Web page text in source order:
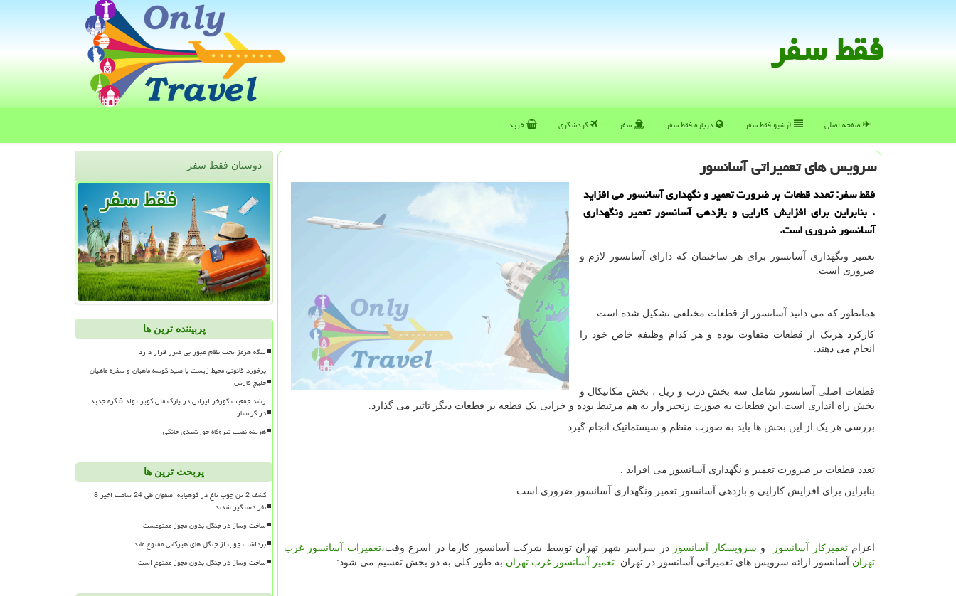
فقط سفر
صفحه اصلی آرشیو فقط سفر درباره فقط سفر سفر گردشگری خرید
سرویس های تعمیراتی آسانسور
فقط سفر: تعدد قطعات بر ضرورت تعمیر و نگهداری آسانسور می افزاید
. بنابراین برای افزایش كارایی و بازدهی آسانسور تعمیر ونگهداری
آسانسور ضروری است.
تعمیر ونگهداری آسانسور برای هر ساختمان که دارای آسانسور لازم و
ضروری است.
همانطور که می دانید آسانسور از قطعات مختلفی تشکیل شده است.
کارکرد هریک از قطعات متفاوت بوده و هر کدام وظیفه خاص خود را
انجام می دهند.
قطعات اصلی آسانسور شامل سه بخش درب و ریل ، بخش مکانیکال و
بخش راه اندازی است.این قطعات به صورت زنجیر وار به هم مرتبط بوده و خرابی یک قطعه بر قطعات دیگر تاثیر می گذارد.
بررسی هر یک از این بخش ها باید به صورت منظم و سیستماتیک انجام گیرد.
تعدد قطعات بر ضرورت تعمیر و نگهداری آسانسور می افزاید .
بنابراین برای افزایش کارایی و بازدهی آسانسور تعمیر ونگهداری آسانسور ضروری است.
اعزامتعمیرکار آسانسور و سرویسکار آسانسور در سراسر شهر تهران توسط شرکت آسانسور کارما در اسرع وقت،تعمیرات آسانسور غرب
تهران آسانسور ارائه سرویس های تعمیراتی آسانسور در تهران. تعمیر آسانسور غرب تهران به طور کلی به دو بخش تقسیم می شود:
دوستان فقط سفر
پربیننده ترین ها
تنگه هرمز تحت نظام عبور بی ضرر قرار دارد
برخورد قانونی محیط زیست با صید کوسه ماهیان و سفره ماهیان
خلیج فارس
رشد جمعیت گورخر ایرانی در پارک ملی کویر تولد 5 کره جدید
در گرمسار
هزینه نصب نیروگاه خورشیدی خانگی
پربحث ترین ها
کشف 2 تن چوب تاغ در کوهپایه اصفهان طی 24 ساعت اخیر 8
نفر دستگیر شدند
ساخت وساز در جنگل بدون مجوز ممنوعست
برداشت چوب از جنگل های هیرکانی ممنوع ماند
ساخت وساز در جنگل بدون مجوز ممنوع است